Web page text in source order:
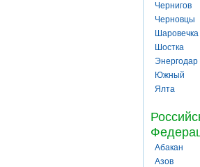
Чернигов
Черновцы
Шаровечка
Шостка
Энергодар
Южный
Ялта
Абакан
Азов